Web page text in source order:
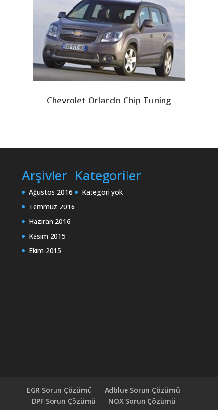
Chevrolet Orlando Chip Tuning
Arşivler
Ağustos 2016
Temmuz 2016
Haziran 2016
Kasım 2015
Ekim 2015
Kategoriler
Kategori yok
EGR Sorun Çözümü
Adblue Sorun Çözümü
DPF Sorun Çözümü
NOX Sorun Çözümü